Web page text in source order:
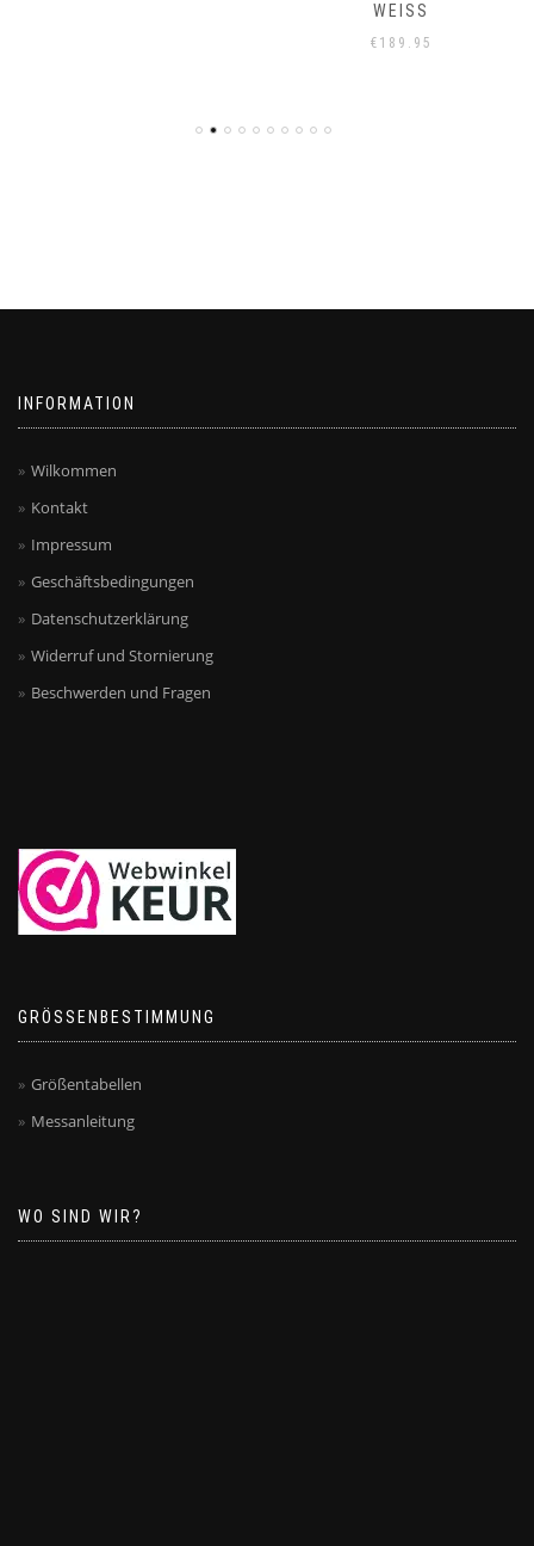
WEISS
€ 189.95
INFORMATION
Wilkommen
Kontakt
Impressum
Geschäftsbedingungen
Datenschutzerklärung
Widerruf und Stornierung
Beschwerden und Fragen
GRÖSSENBESTIMMUNG
Größentabellen
Messanleitung
WO SIND WIR?